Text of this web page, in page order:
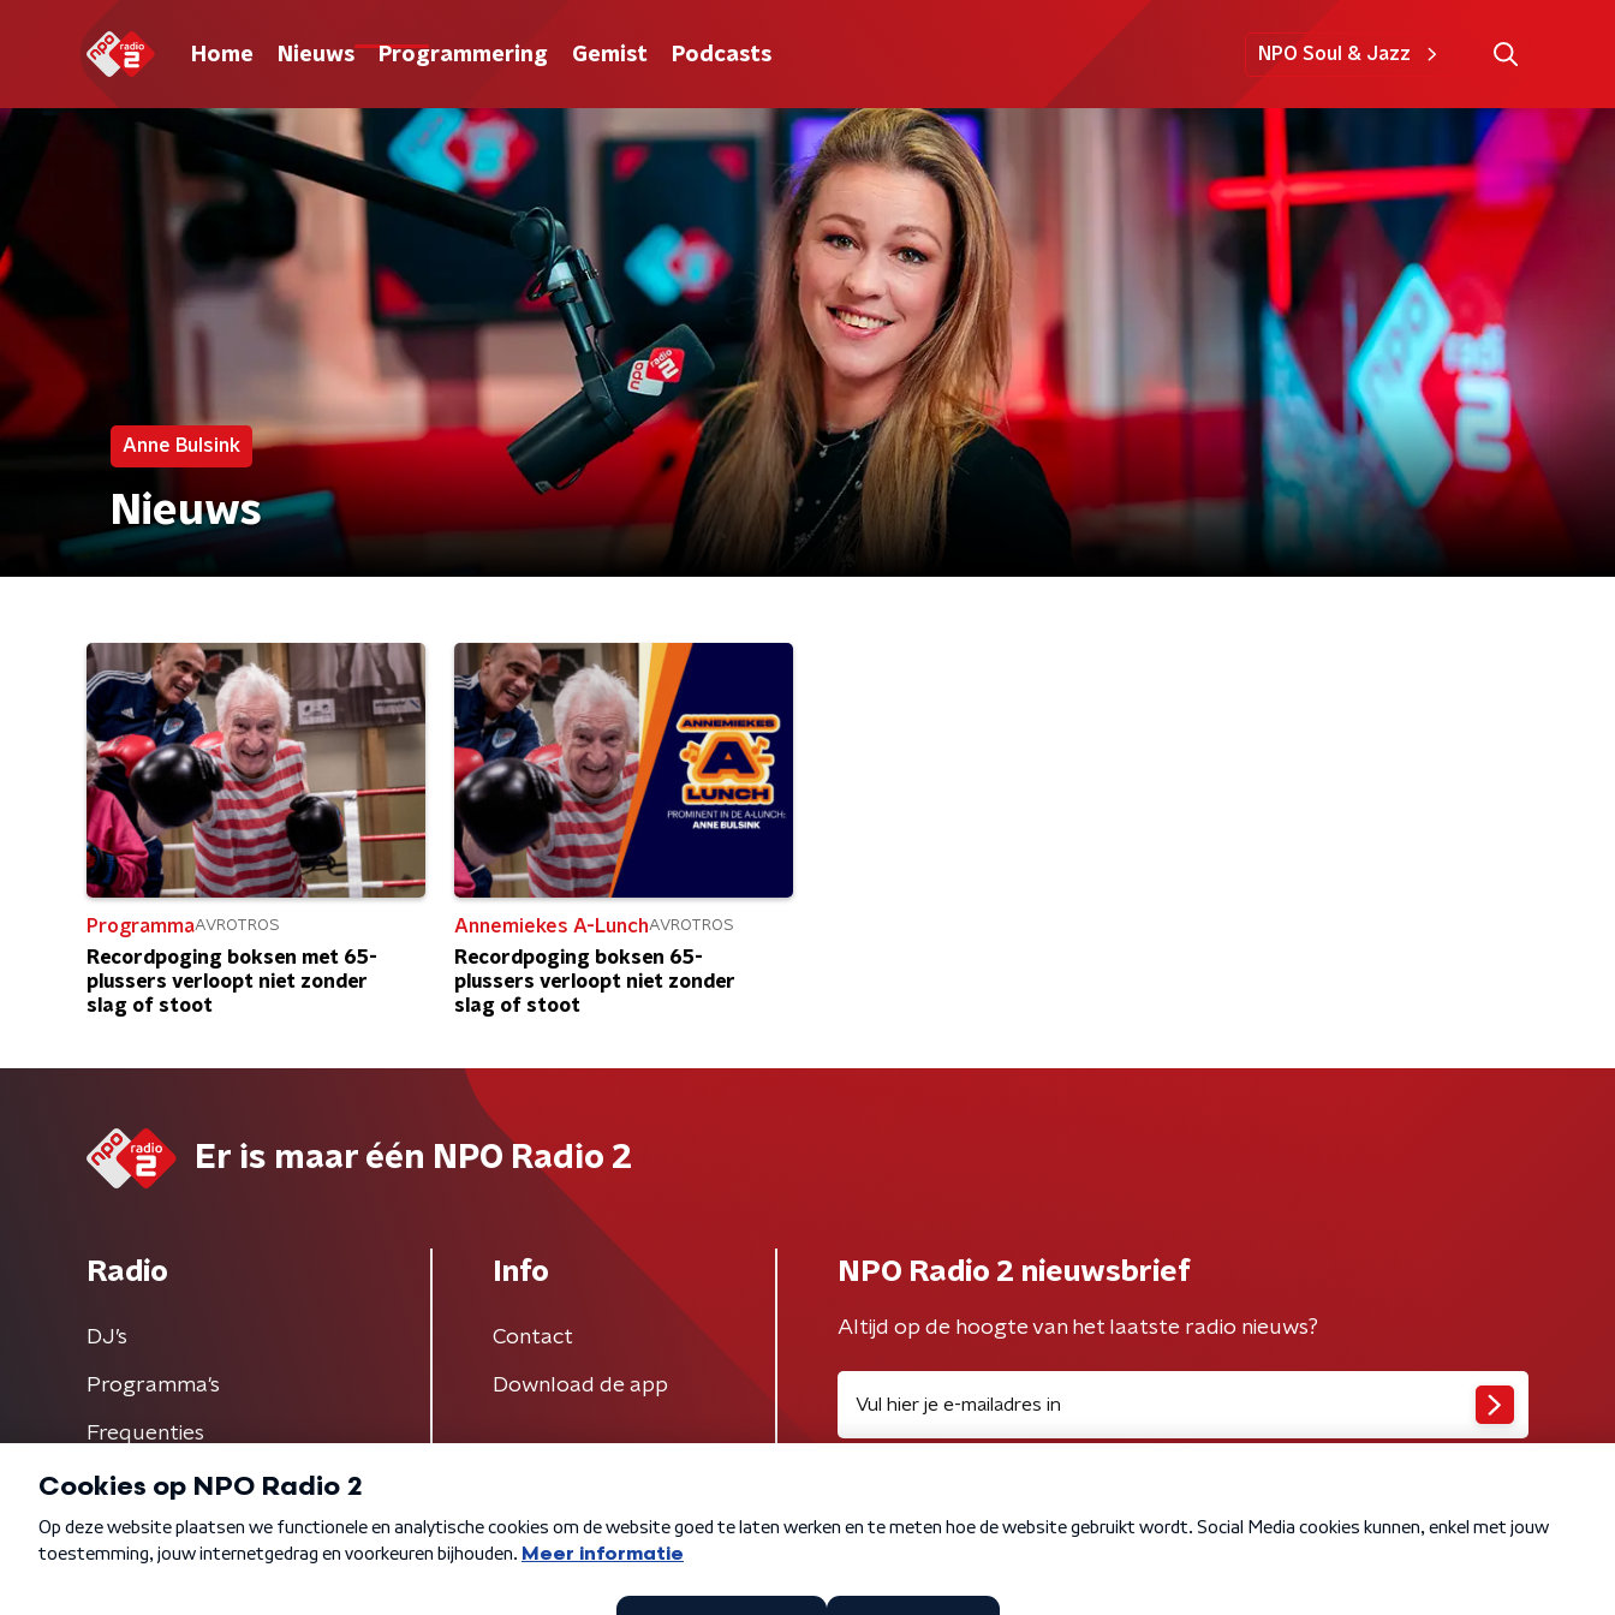
Home Nieuws Programmering Gemist Podcasts NPO Soul & Jazz
Anne Bulsink
Nieuws
ProgrammaAVROTROS
Recordpoging boksen met 65-
plussers verloopt niet zonder
slag of stoot
Annemiekes A-LunchAVROTROS
Recordpoging boksen 65-
plussers verloopt niet zonder
slag of stoot
Er is maar één NPO Radio 2
Radio
DJ’s
Programma's
Frequenties
Info
Contact
Download de app
NPO Radio 2 nieuwsbrief
Altijd op de hoogte van het laatste radio nieuws?
Algemene voorwaarden Privacybeleid